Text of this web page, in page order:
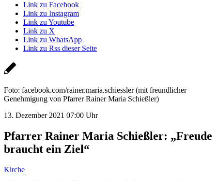
Link zu Facebook
Link zu Instagram
Link zu Youtube
Link zu X
Link zu WhatsApp
Link zu Rss dieser Seite
Foto: facebook.com/rainer.maria.schiessler (mit freundlicher
Genehmigung von Pfarrer Rainer Maria Schießler)
13. Dezember 2021 07:00 Uhr
Pfarrer Rainer Maria Schießler: „Freude
braucht ein Ziel“
Kirche